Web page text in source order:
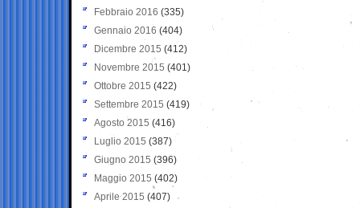
Febbraio 2016 (335)
Gennaio 2016 (404)
Dicembre 2015 (412)
Novembre 2015 (401)
Ottobre 2015 (422)
Settembre 2015 (419)
Agosto 2015 (416)
Luglio 2015 (387)
Giugno 2015 (396)
Maggio 2015 (402)
Aprile 2015 (407)